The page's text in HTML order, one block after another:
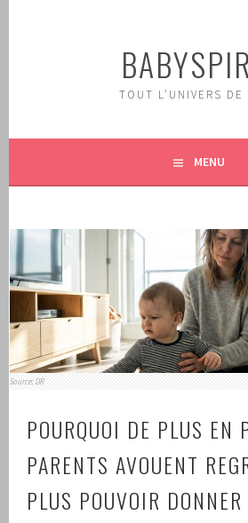
TOUT L'UNIVERS DE
MENU
Source: DR
POURQUOI DE PLUS EN
PARENTS AVOUENT
PLUS POUVOIR